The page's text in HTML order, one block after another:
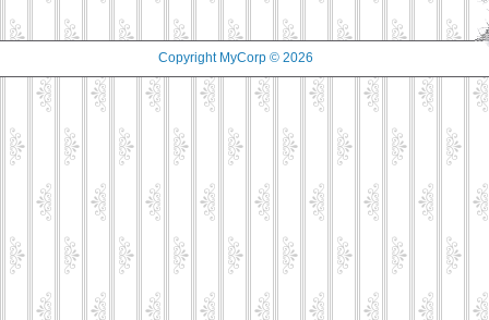
Copyright MyCorp © 2026